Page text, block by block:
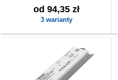
ładowania Victron BlueSolar
PWM-LCD&USB 12/24V 5-30A
od 94,35 zł
3 warianty